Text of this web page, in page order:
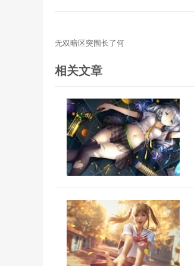
无双暗区突围长了何
相关文章